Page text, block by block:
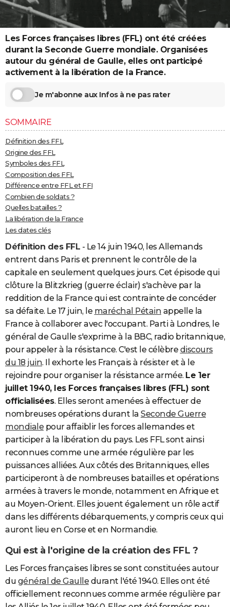
Destinations
City break
Voyage nature
Voyage de noces
Forum
Climat
PHOTO
GUIDES D'ACHAT
BONS PLANS
CARTE DE VOEUX
Carte de Noël
Carte Bonne année
Carte Saint-Valentin
Carte Pâques
Carte d'anniversaire
DICTIONNAIRE
COPAINS D'AVANT
S'inscrire
Se connecter
Lycées
Collèges
Primaires
Universités
Entreprises
Service militaire
Avis de recherche
AVIS DE DÉCÈS
FORUM
Bricolage
Lifestyle
Culture
Sport
Auto
Television
Voyage
Cinema
Les Forces françaises libres (FFL) ont été créées
durant la Seconde Guerre mondiale. Organisées
autour du général de Gaulle, elles ont participé
activement à la libération de la France.
Je m'abonne aux Infos à ne pas rater
SOMMAIRE
Définition des FFL
Origine des FFL
Symboles des FFL
Composition des FFL
Différence entre FFL et FFI
Combien de soldats ?
Quelles batailles ?
La libération de la France
Les dates clés
Définition des FFL - Le 14 juin 1940, les Allemands
entrent dans Paris et prennent le contrôle de la
capitale en seulement quelques jours. Cet épisode qui
clôture la Blitzkrieg (guerre éclair) s'achève par la
reddition de la France qui est contrainte de concéder
sa défaite. Le 17 juin, le maréchal Pétain appelle la
France à collaborer avec l'occupant. Parti à Londres, le
général de Gaulle s'exprime à la BBC, radio britannique,
pour appeler à la résistance. C'est le célèbre discours
du 18 juin. Il exhorte les Français à résister et à le
rejoindre pour organiser la résistance armée. Le 1er
juillet 1940, les Forces françaises libres(FFL) sont
officialisées. Elles seront amenées à effectuer de
nombreuses opérations durant la Seconde Guerre
mondiale pour affaiblir les forces allemandes et
participer à la libération du pays. Les FFL sont ainsi
reconnues comme une armée régulière par les
puissances alliées. Aux côtés des Britanniques, elles
participeront à de nombreuses batailles et opérations
armées à travers le monde, notamment en Afrique et
au Moyen-Orient. Elles jouent également un rôle actif
dans les différents débarquements, y compris ceux qui
auront lieu en Corse et en Normandie.
Qui est à l'origine de la création des FFL ?
Les Forces françaises libres se sont constituées autour
du général de Gaulle durant l'été 1940. Elles ont été
officiellement reconnues comme armée régulière par